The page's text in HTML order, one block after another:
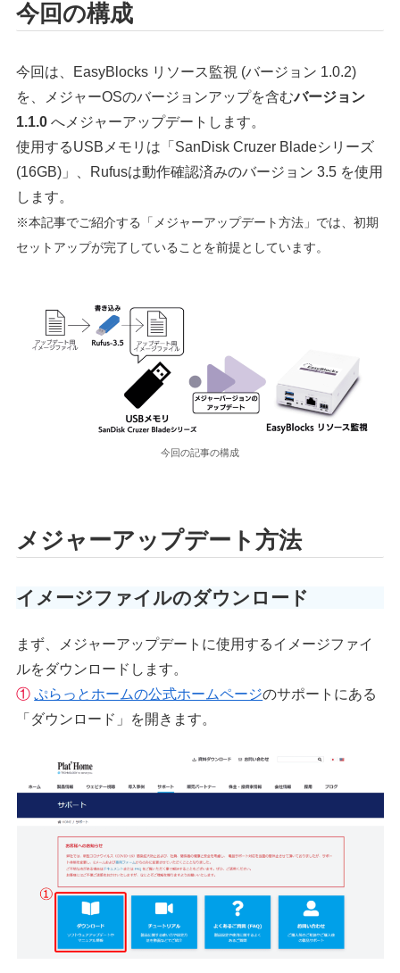
今回の構成
今回は、EasyBlocks リソース監視 (バージョン 1.0.2)
を、メジャーOSのバージョンアップを含むバージョン
1.1.0 へメジャーアップデートします。
使用するUSBメモリは「SanDisk Cruzer Bladeシリーズ
(16GB)」、Rufusは動作確認済みのバージョン 3.5 を使用
します。
※本記事でご紹介する「メジャーアップデート方法」では、初期
セットアップが完了していることを前提としています。
今回の記事の構成
メジャーアップデート方法
イメージファイルのダウンロード
まず、メジャーアップデートに使用するイメージファイ
ルをダウンロードします。
① ぷらっとホームの公式ホームページのサポートにある
「ダウンロード」を開きます。